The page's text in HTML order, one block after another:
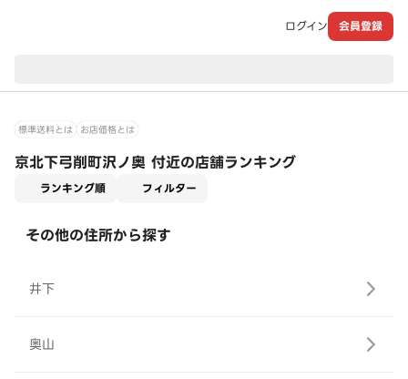
ログイン 会員登録
標準送料とは お店価格とは
京北下弓削町沢ノ奥 付近の店舗ランキング
ランキング順 フィルター
その他の住所から探す
井下
奥山